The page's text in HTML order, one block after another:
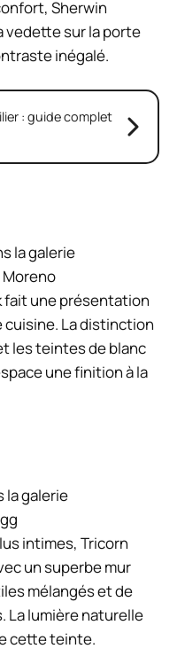
Sherwin
vedette sur la porte
inégalé.
: guide complet
la galerie
fait une présentation
cuisine. La distinction
les teintes de blanc
une finition à la
la galerie
intimes, Tricorn
un superbe mur
mélangés et de
La lumière naturelle
cette teinte.